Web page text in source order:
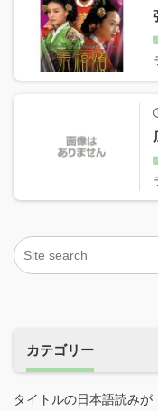
カテゴリー
タイトルの日本語読み